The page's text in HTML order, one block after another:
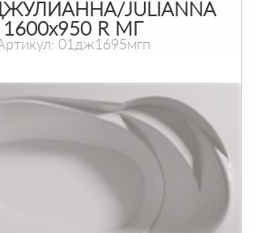
JULIANNA
1600х950 R МГ
01дж1695мгп